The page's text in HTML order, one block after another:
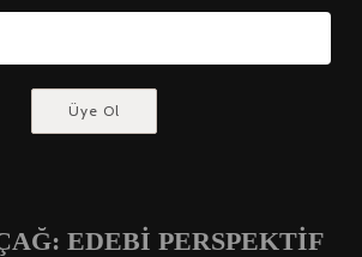
EDEBİ PERSPEKTİF